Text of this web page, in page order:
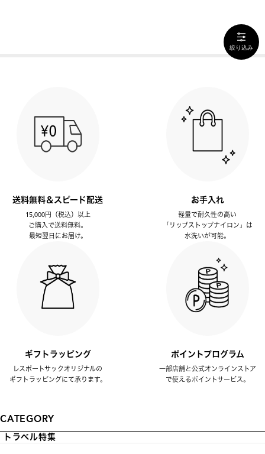
絞り込み
送料無料＆スピード配送
15,000円（税込）以上
ご購入で送料無料。
最短翌日にお届け。
お手入れ
軽量で耐久性の高い
「リップストップナイロン」は
水洗いが可能。
ギフトラッピング
レスポートサックオリジナルの
ギフトラッピングにて承ります。
ポイントプログラム
一部店舗と公式オンラインストア
で使えるポイントサービス。
CATEGORY
トラベル特集